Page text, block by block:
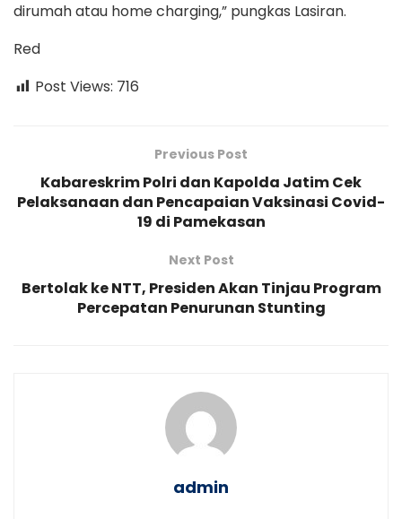
dirumah atau home charging,” pungkas Lasiran.
Red
Post Views: 716
Previous Post
Kabareskrim Polri dan Kapolda Jatim Cek
Pelaksanaan dan Pencapaian Vaksinasi Covid-
19 di Pamekasan
Next Post
Bertolak ke NTT, Presiden Akan Tinjau Program
Percepatan Penurunan Stunting
admin